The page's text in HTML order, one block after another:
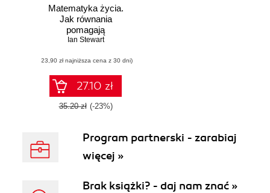
Matematyka życia.
Jak równania
pomagają
odkrywać
Ian Stewart
(23,90 zł najniższa cena z 30 dni)
27.10 zł
35.20 zł (-23%)
Program partnerski - zarabiaj
więcej »
Brak książki? - daj nam znać »